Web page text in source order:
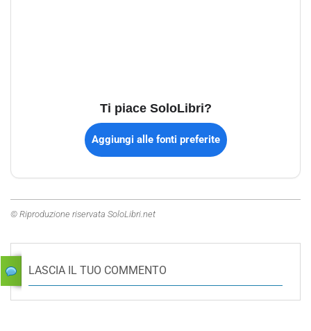
Ti piace SoloLibri?
Aggiungi alle fonti preferite
© Riproduzione riservata SoloLibri.net
LASCIA IL TUO COMMENTO